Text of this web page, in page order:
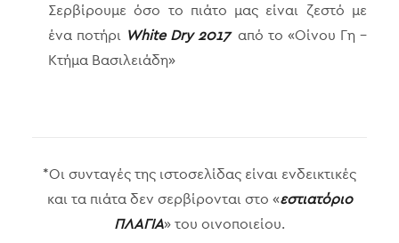
Σερβίρουμε όσο το πιάτο μας είναι ζεστό με
ένα ποτήρι White Dry 2017 από τo «Οίνου Γη –
Κτήμα Βασιλειάδη»
*Οι συνταγές της ιστοσελίδας είναι ενδεικτικές
και τα πιάτα δεν σερβίρονται στο «εστιατόριο
ΠΛΑΓΙΑ» του οινοποιείου.